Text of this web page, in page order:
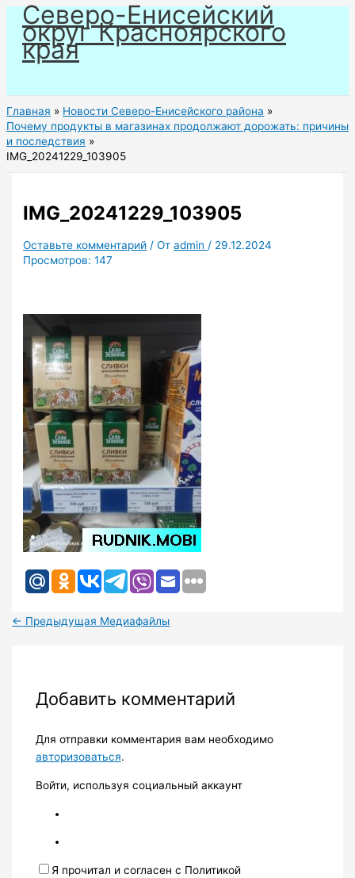
Перейти
содержимому
Северо-Енисейский
округ Красноярского
края
Главная
Новости Северо-Енисейского района
Почему продукты в магазинах продолжают дорожать: причины
и последствия
IMG_20241229_103905
IMG_20241229_103905
Оставьте комментарий / Отadmin / 29.12.2024
Просмотров: 147
← Предыдущая Медиафайлы
Добавить комментарий
Для отправки комментария вам необходимо
авторизоваться.
Войти, используя социальный аккаунт
Я прочитал и согласен с Политикой